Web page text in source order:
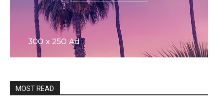
MOST READ